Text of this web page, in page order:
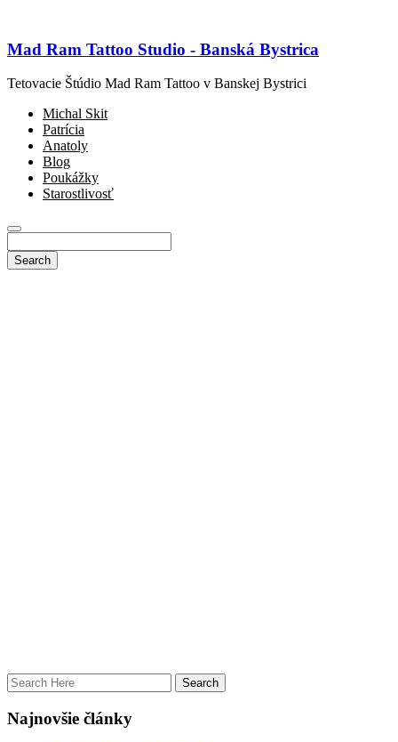
Mad Ram Tattoo Studio - Banská Bystrica
Tetovacie Štúdio Mad Ram Tattoo v Banskej Bystrici
Michal Skit
Patrícia
Anatoly
Blog
Poukážky
Starostlivosť
Najnovšie články